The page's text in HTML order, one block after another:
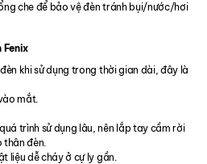
che để bảo vệ đèn tránh bụi/nước/hơi
Fenix
khi sử dụng trong thời gian dài, đây là
mắt.
trình sử dụng lâu, nên lắp tay cầm rời
đèn.
liệu dễ cháy ở cự ly gần.